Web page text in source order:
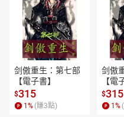
剑傲重生：第七部
【電子書】
$315
1 % (賺3點)
剑傲
【電
$315
1 %